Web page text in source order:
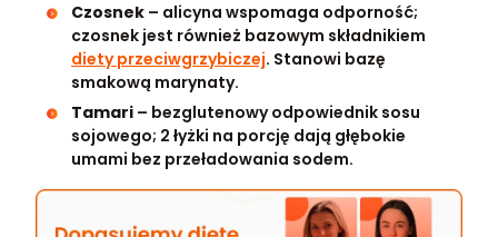
Czosnek – alicyna wspomaga odporność;
czosnek jest również bazowym składnikiem
diety przeciwgrzybiczej. Stanowi bazę
smakową marynaty.
Tamari – bezglutenowy odpowiednik sosu
sojowego; 2 łyżki na porcję dają głębokie
umami bez przeładowania sodem.